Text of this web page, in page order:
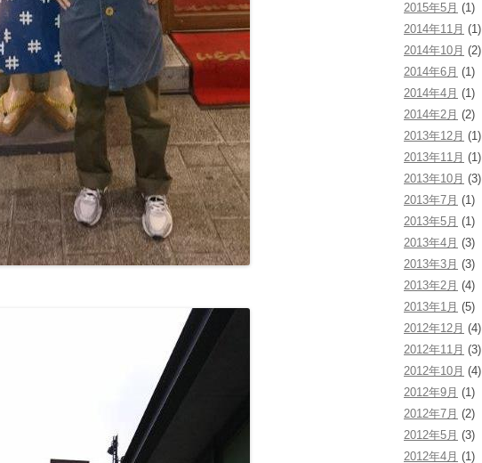
2015年5月 (1)
2014年11月 (1)
2014年10月 (2)
2014年6月 (1)
2014年4月 (1)
2014年2月 (2)
2013年12月 (1)
2013年11月 (1)
2013年10月 (3)
2013年7月 (1)
2013年5月 (1)
2013年4月 (3)
2013年3月 (3)
2013年2月 (4)
2013年1月 (5)
2012年12月 (4)
2012年11月 (3)
2012年10月 (4)
2012年9月 (1)
2012年7月 (2)
2012年5月 (3)
2012年4月 (1)